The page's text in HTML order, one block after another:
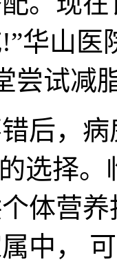
华山
尝试减
后，
选择
体营
中，